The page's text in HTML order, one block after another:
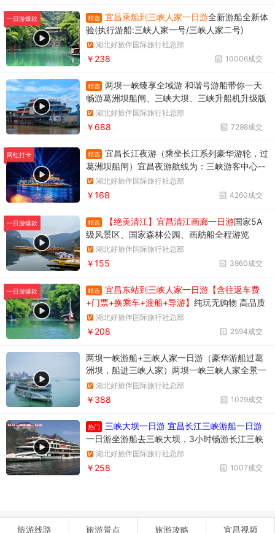
一日游爆款 精选 宜昌乘船到三峡人家一日游全新游船全新体
验(执行游船:三峡人家一号/三峡人家二号)
湖北好旅伴国际旅行社总部
10006成交
￥238
精选
两坝一峡臻享全域游 和谐号游船带你一天
畅游葛洲坝船闸、三峡大坝、三峡升船机升级版
两坝一峡，升级版两坝一峡全域游，两坝一峡PL
US版本
湖北好旅伴国际旅行社总部
7298成交
￥688
网红打卡 精选
宜昌长江夜游（乘坐长江系列豪华游轮，过
葛洲坝船闸）宜昌夜游航线为：三峡游客中心--
天然塔--过葛洲坝船闸--黄柏河下船，穿过葛洲
坝船闸，体验水涨船高的神奇变化。
湖北好旅伴国际旅行社总部
4260成交
￥168
一日游爆款 精选 【绝美清江】宜昌清江画廊一日游国家5A
级风景区、国家森林公园、画舫船全程游览
湖北好旅伴国际旅行社总部
3960成交
￥155
一日游爆款 精选
宜昌东站到三峡人家一日游【含往返车费
+门票+换乘车+渡船+导游】 纯玩无购物 高品质
享受当地跟团一日游
湖北好旅伴国际旅行社总部
2594成交
￥208
两坝一峡游船+三峡人家一日游（豪华游船过葛
洲坝，船进三峡人家）两坝一峡三峡人家全景一
日游湖北好旅伴国际旅行社总部
1029成交
￥388
热门
三峡大坝一日游 宜昌长江三峡游船一日游
一日游坐游船去三峡大坝，3小时畅游长江三峡
西陵峡风光，参观举世瞩目的三峡大坝，多维度
了解三峡工程
湖北好旅伴国际旅行社总部
1007成交
￥258
旅游线路 旅游景点 旅游攻略 宜昌视频